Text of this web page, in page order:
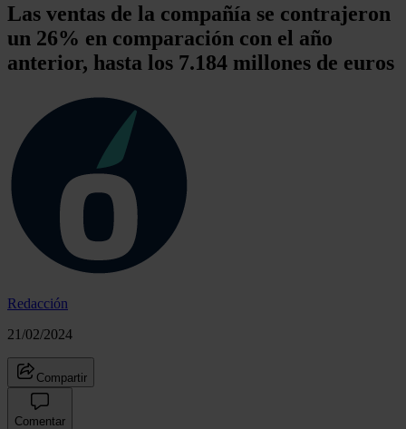
Las ventas de la compañía se contrajeron
un 26% en comparación con el año
anterior, hasta los 7.184 millones de euros
Redacción
21/02/2024
Compartir
Comentar